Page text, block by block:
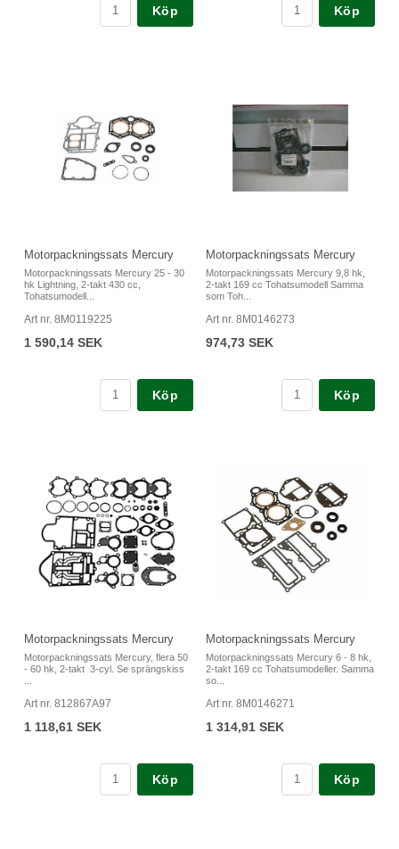
Köp Köp
Motorpackningssats Mercury
Motorpackningssats Mercury 25 - 30
hk Lightning, 2-takt 430 cc,
Tohatsumodell...
Art nr. 8M0119225
1 590,14 SEK
Köp
Motorpackningssats Mercury
Motorpackningssats Mercury 9,8 hk,
2-takt 169 cc Tohatsumodell Samma
som Toh...
Art nr. 8M0146273
974,73 SEK
Köp
Motorpackningssats Mercury
Motorpackningssats Mercury, flera 50
- 60 hk, 2-takt 3-cyl. Se sprängskiss
Art nr. 812867A97
1 118,61 SEK
Köp
Motorpackningssats Mercury
Motorpackningssats Mercury 6 - 8 hk,
2-takt 169 cc Tohatsumodeller. Samma
so...
Art nr. 8M0146271
1 314,91 SEK
Köp